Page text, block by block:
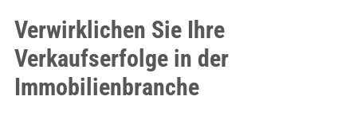
Verwirklichen Sie Ihre
Verkaufserfolge in der
Immobilienbranche